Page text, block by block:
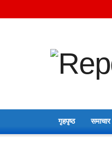
गृहपृष्ठ समाचार